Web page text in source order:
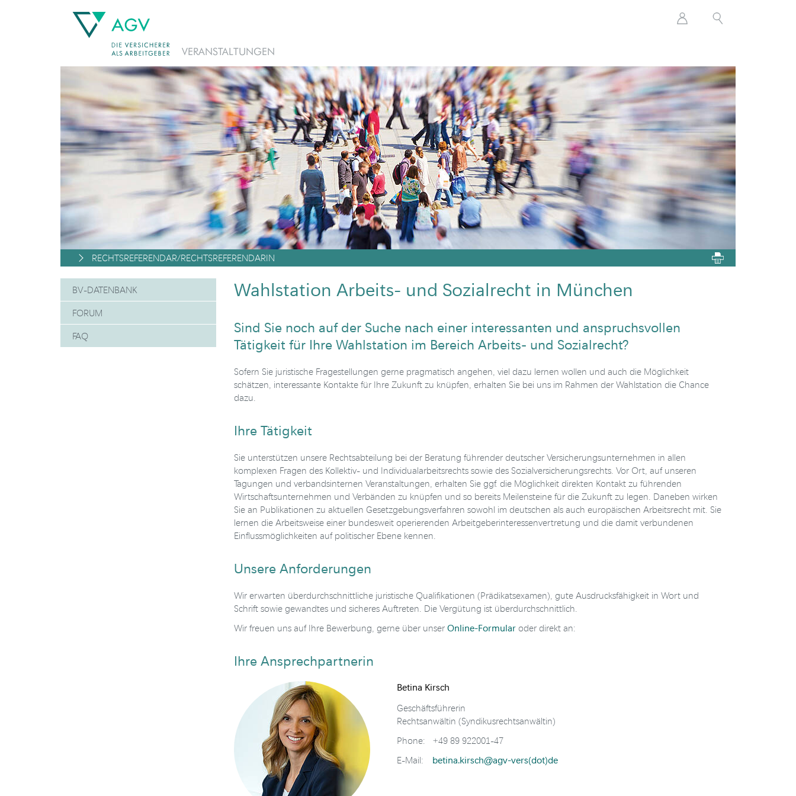
VERANSTALTUNGEN
RECHTSREFERENDAR/RECHTSREFERENDARIN
BV-DATENBANK
FORUM
FAQ
Wahlstation Arbeits- und Sozialrecht in München
Sind Sie noch auf der Suche nach einer interessanten und anspruchsvollen
Tätigkeit für Ihre Wahlstation im Bereich Arbeits- und Sozialrecht?
Sofern Sie juristische Fragestellungen gerne pragmatisch angehen, viel dazu lernen wollen und auch die Möglichkeit
schätzen, interessante Kontakte für Ihre Zukunft zu knüpfen, erhalten Sie bei uns im Rahmen der Wahlstation die Chance
dazu.
Ihre Tätigkeit
Sie unterstützen unsere Rechtsabteilung bei der Beratung führender deutscher Versicherungsunternehmen in allen
komplexen Fragen des Kollektiv- und Individualarbeitsrechts sowie des Sozialversicherungsrechts. Vor Ort, auf unseren
Tagungen und verbandsinternen Veranstaltungen, erhalten Sie ggf. die Möglichkeit direkten Kontakt zu führenden
Wirtschaftsunternehmen und Verbänden zu knüpfen und so bereits Meilensteine für die Zukunft zu legen. Daneben wirken
Sie an Publikationen zu aktuellen Gesetzgebungsverfahren sowohl im deutschen als auch europäischen Arbeitsrecht mit. Sie
lernen die Arbeitsweise einer bundesweit operierenden Arbeitgeberinteressenvertretung und die damit verbundenen
Einflussmöglichkeiten auf politischer Ebene kennen.
Unsere Anforderungen
Wir erwarten überdurchschnittliche juristische Qualifikationen (Prädikatsexamen), gute Ausdrucksfähigkeit in Wort und
Schrift sowie gewandtes und sicheres Auftreten. Die Vergütung ist überdurchschnittlich.
Wir freuen uns auf Ihre Bewerbung, gerne über unser Online-Formularoder direkt an:
Ihre Ansprechpartnerin
Betina Kirsch
Geschäftsführerin
Rechtsanwältin (Syndikusrechtsanwältin)
Phone:
+49 89 922001-47
E-Mail:
betina.kirsch@agv-vers(dot)de